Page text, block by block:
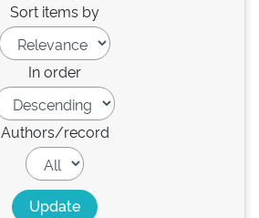
Sort items by
In order
Authors/record